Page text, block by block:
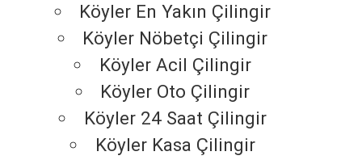
Köyler En Yakın Çilingir
Köyler Nöbetçi Çilingir
Köyler Acil Çilingir
Köyler Oto Çilingir
Köyler 24 Saat Çilingir
Köyler Kasa Çilingir